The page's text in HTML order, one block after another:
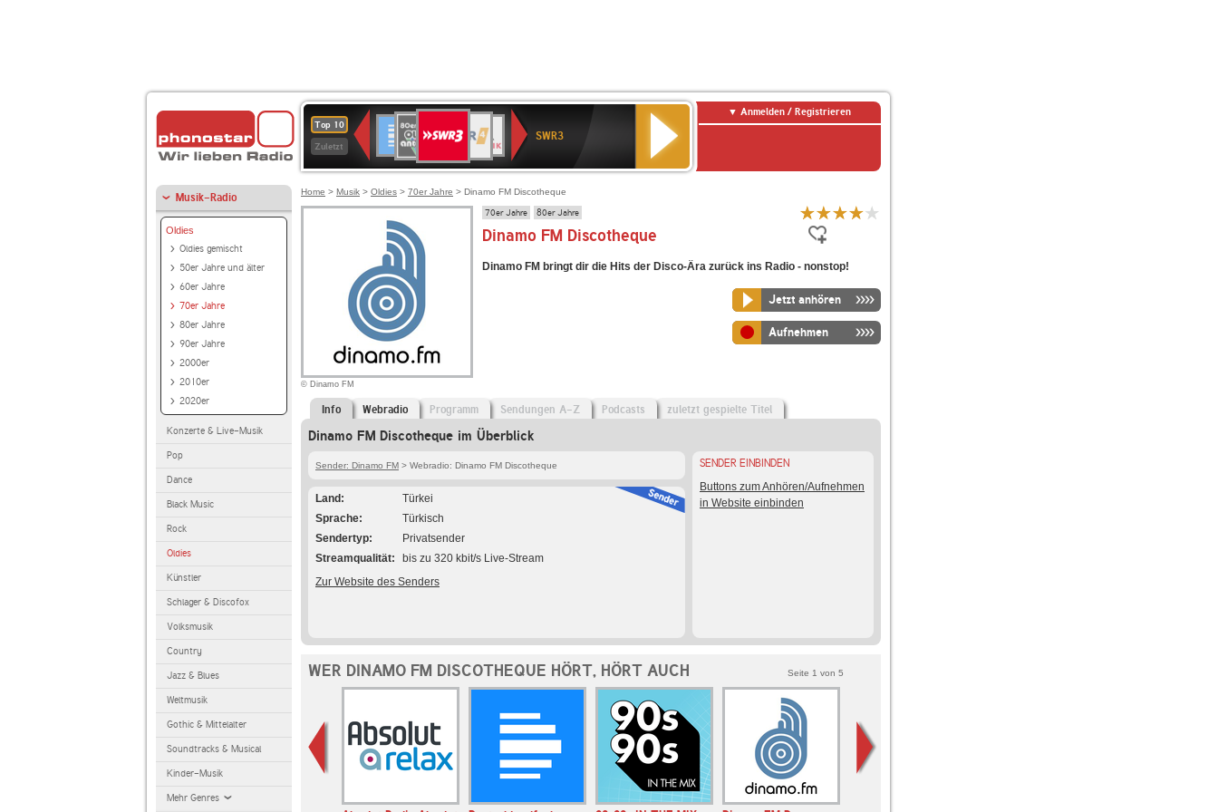
Top 10
Zuletzt
Deutschlandfunk
80er
90er
OLDIE
ANTENNE
4
KLASSIK
SWR
Kultur
NDR
2
SWR3
Anmelden / Registrieren
Musik-Radio
Oldies
Oldies gemischt
50er Jahre und älter
60er Jahre
70er Jahre
80er Jahre
90er Jahre
2000er
2010er
2020er
Konzerte & Live-Musik
Pop
Dance
Black Music
Rock
Oldies
Künstler
Schlager & Discofox
Volksmusik
Country
Jazz & Blues
Weltmusik
Gothic & Mittelalter
Soundtracks & Musical
Kinder-Musik
Mehr Genres
Home > Musik > Oldies > 70er Jahre > Dinamo FM Discotheque
© Dinamo FM
70er Jahre 80er Jahre
Dinamo FM Discotheque
Dinamo FM bringt dir die Hits der Disco-Ära zurück ins Radio - nonstop!
Jetzt anhören
Aufnehmen
Info Webradio Programm Sendungen A-Z Podcasts zuletzt gespielte Titel
Dinamo FM Discotheque im Überblick
Sender: Dinamo FM > Webradio: Dinamo FM Discotheque
Land
Türkei
Sprache
Türkisch
Sendertyp
Privatsender
Streamqualität
bis zu 320 kbit/s Live-Stream
Zur Website des Senders
SENDER EINBINDEN
Buttons zum Anhören/Aufnehmen
in Website einbinden
WER DINAMO FM DISCOTHEQUE HÖRT, HÖRT AUCH Seite 1 von 5